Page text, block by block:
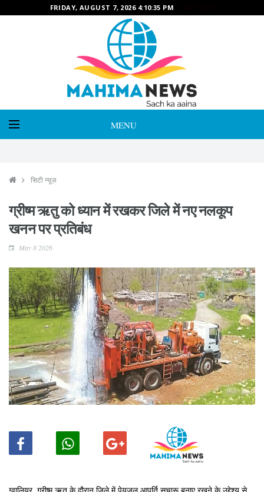
FRIDAY, AUGUST 7, 2026 4:10:36 PM
MENU
सिटी न्यूज़
ग्रीष्म ऋतु को ध्यान में रखकर जिले में नए नलकूप
खनन पर प्रतिबंध
May 8 2026
ग्वालियर, ग्रीष्म ऋतु के दौरान जिले में पेयजल आपूर्ति सुचारू बनाए रखने के उद्देश्य से